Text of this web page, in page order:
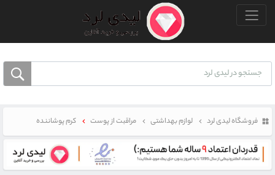
منو بالا
فروشگاه لیدی لرد لوازم بهداشتی مراقبت از پوست کرم پوشاننده